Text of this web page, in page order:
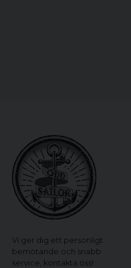
Vi ger dig ett personligt
bemötande och snabb
service, kontakta oss!